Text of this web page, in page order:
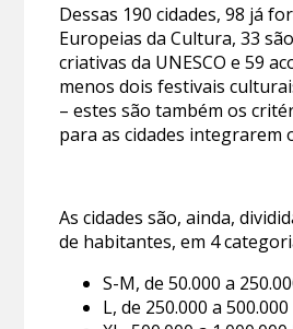
Dessas 190 cidades, 98 já
Europeias da Cultura, 33
criativas da UNESCO e 59
menos dois festivais
– estes são também os
para as cidades integrarem
As cidades são, ainda,
de habitantes, em 4
S-M, de 50.000 a
L, de 250.000 a